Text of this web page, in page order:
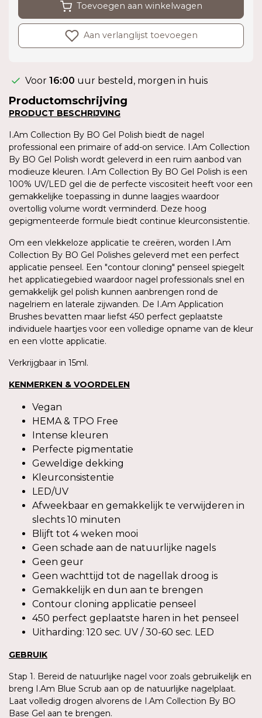
Toevoegen aan winkelwagen
Aan verlanglijst toevoegen
Voor 16:00 uur besteld, morgen in huis
Productomschrijving
PRODUCT BESCHRIJVING
I.Am Collection By BO Gel Polish biedt de nagel
professional een primaire of add-on service. I.Am Collection
By BO Gel Polish wordt geleverd in een ruim aanbod van
modieuze kleuren. I.Am Collection By BO Gel Polish is een
100% UV/LED gel die de perfecte viscositeit heeft voor een
gemakkelijke toepassing in dunne laagjes waardoor
overtollig volume wordt verminderd. Deze hoog
gepigmenteerde formule biedt continue kleurconsistentie.
Om een vlekkeloze applicatie te creëren, worden I.Am
Collection By BO Gel Polishes geleverd met een perfect
applicatie penseel. Een "contour cloning" penseel spiegelt
het applicatiegebied waardoor nagel professionals snel en
gemakkelijk gel polish kunnen aanbrengen rond de
nagelriem en laterale zijwanden. De I.Am Application
Brushes bevatten maar liefst 450 perfect geplaatste
individuele haartjes voor een volledige opname van de kleur
en een vlotte applicatie.
Verkrijgbaar in 15ml.
KENMERKEN & VOORDELEN
Vegan
HEMA & TPO Free
Intense kleuren
Perfecte pigmentatie
Geweldige dekking
Kleurconsistentie
LED/UV
Afweekbaar en gemakkelijk te verwijderen in
slechts 10 minuten
Blijft tot 4 weken mooi
Geen schade aan de natuurlijke nagels
Geen geur
Geen wachttijd tot de nagellak droog is
Gemakkelijk en dun aan te brengen
Contour cloning applicatie penseel
450 perfect geplaatste haren in het penseel
Uitharding: 120 sec. UV / 30-60 sec. LED
GEBRUIK
Stap 1. Bereid de natuurlijke nagel voor zoals gebruikelijk en
breng I.Am Blue Scrub aan op de natuurlijke nagelplaat.
Laat volledig drogen alvorens de I.Am Collection By BO
Base Gel aan te brengen.